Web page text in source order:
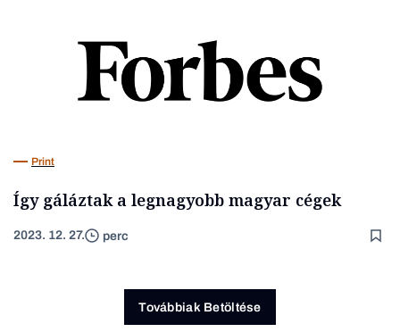
Print
Így gáláztak a legnagyobb magyar cégek
2023. 12. 27. perc
Továbbiak Betöltése